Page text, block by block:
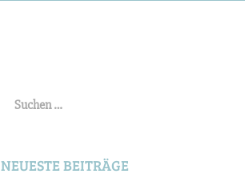
nach:
NEUESTE BEITRÄGE